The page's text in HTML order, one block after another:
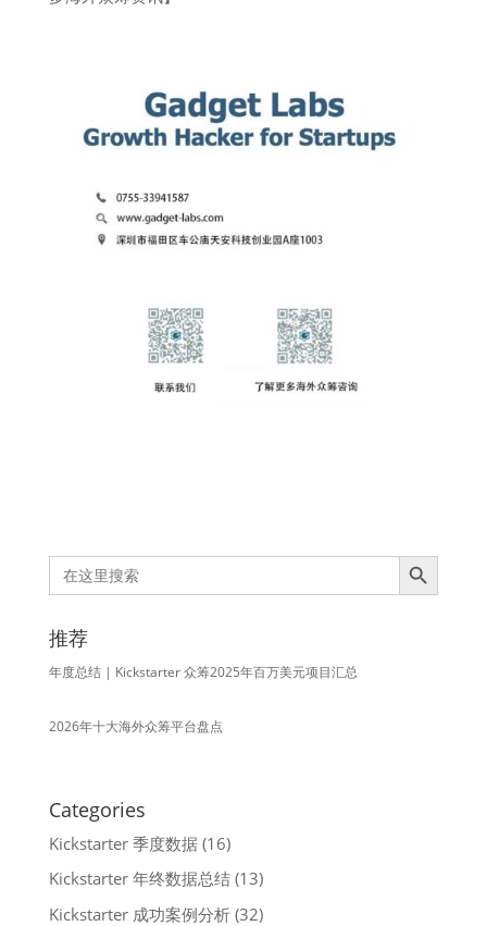
Search
for:
Search Button
推荐
年度总结 | Kickstarter 众筹2025年百万美元项目汇总
2026年十大海外众筹平台盘点
Categories
Kickstarter 季度数据(16)
Kickstarter 年终数据总结(13)
Kickstarter 成功案例分析(32)